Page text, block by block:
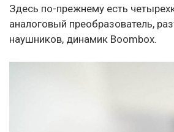
Здесь по-прежнему есть
аналоговый преобразователь,
наушников, динамик Boombox.